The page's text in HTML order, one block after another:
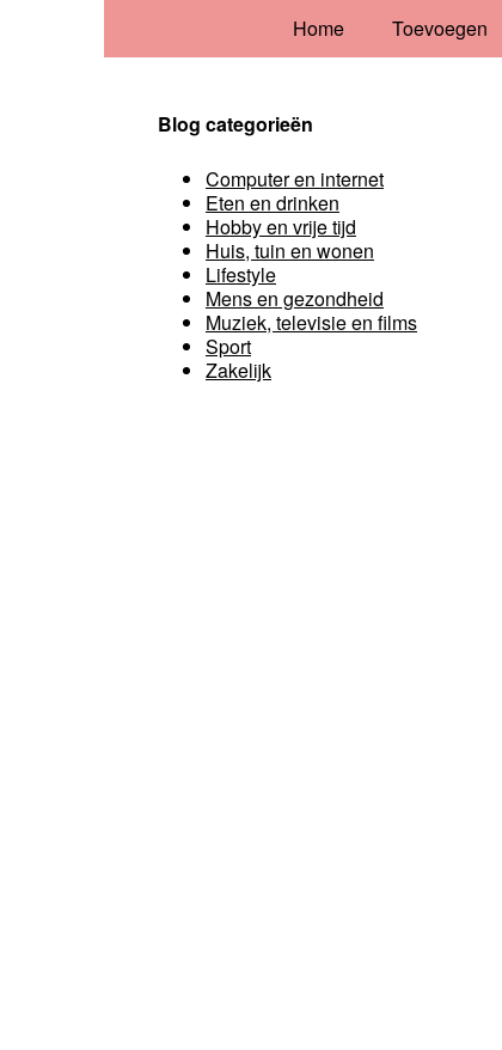
Home Toevoegen
Blog categorieën
Computer en internet
Eten en drinken
Hobby en vrije tijd
Huis, tuin en wonen
Lifestyle
Mens en gezondheid
Muziek, televisie en films
Sport
Zakelijk